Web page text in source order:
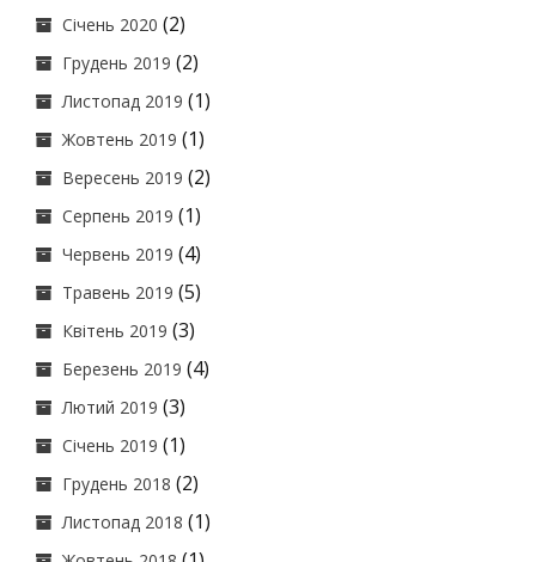
Січень 2020 (2)
Грудень 2019 (2)
Листопад 2019 (1)
Жовтень 2019 (1)
Вересень 2019 (2)
Серпень 2019 (1)
Червень 2019 (4)
Травень 2019 (5)
Квітень 2019 (3)
Березень 2019 (4)
Лютий 2019 (3)
Січень 2019 (1)
Грудень 2018 (2)
Листопад 2018 (1)